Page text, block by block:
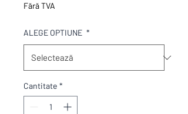
Fără TVA
ALEGE OPTIUNE *
Cantitate *